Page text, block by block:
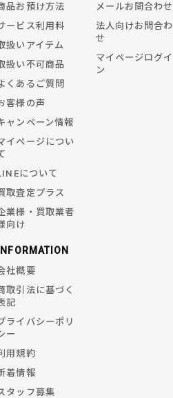
品お預け方法
ービス利用料
扱いアイテム
扱い不可商品
くあるご質問
客様の声
ャンペーン情報
イページについ
について
取査定プラス
業様・買取業者
向け
メールお問合わせ
法人向けお問合わ
せ
マイページログイ
ン
社概要
取引法に基づく
記
ライバシーポリ
ー
用規約
着情報
タッフ募集